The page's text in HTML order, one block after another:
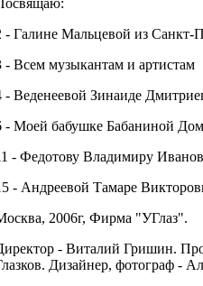
- Галине Мальцевой из Санкт-
- Всем музыкантам и артистам
- Веденеевой Зинаиде
- Моей бабушке Бабаниной
- Федотову Владимиру
- Андреевой Тамаре
2006г, Фирма "УГлаз".
- Виталий Гришин.
Дизайнер, фотограф -